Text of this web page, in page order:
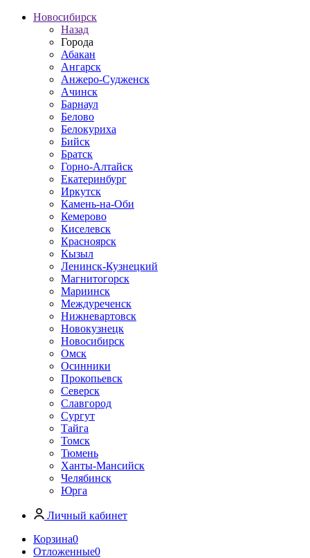
Новосибирск
Назад
Города
Абакан
Ангарск
Анжеро-Судженск
Ачинск
Барнаул
Белово
Белокуриха
Бийск
Братск
Горно-Алтайск
Екатеринбург
Иркутск
Камень-на-Оби
Кемерово
Киселевск
Красноярск
Кызыл
Ленинск-Кузнецкий
Магнитогорск
Мариинск
Междуреченск
Нижневартовск
Новокузнецк
Новосибирск
Омск
Осинники
Прокопьевск
Северск
Славгород
Сургут
Тайга
Томск
Тюмень
Ханты-Мансийск
Челябинск
Юрга
Личный кабинет
Корзина0
Отложенные0